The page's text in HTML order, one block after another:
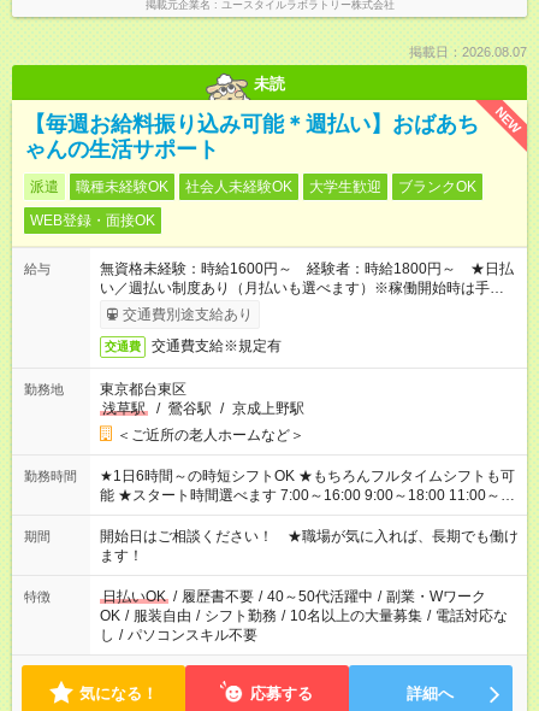
掲載元企業名 ユースタイルラボラトリー株式会社
掲載日：2026.08.07
未読
NEW
【毎週お給料振り込み可能＊週払い】おばあち
ゃんの生活サポート
派遣 職種未経験OK 社会人未経験OK 大学生歓迎
ブランクOK
WEB登録・面接OK
給与
無資格未経験：時給1600円～ 経験者：時給1800円～ ★日払
い／週払い制度あり（月払いも選べます）※稼働開始時は手続き
完了次第のお支払いとなります。
交通費別途支給あり
交通費 交通費支給※規定有
勤務地
東京都台東区
浅草駅
/ 鶯谷駅 / 京成上野駅
＜ご近所の老人ホームなど＞
勤務時間
★1日6時間～の時短シフトOK ★もちろんフルタイムシフトも可
能 ★スタート時間選べます 7:00～16:00 9:00～18:00 11:00～
20:00 など 残業なし！ ※Wワークの場合、他のお仕事と合わせ
週40時間超の就業はご案内できません ※法令に基づき、週20時
間以上勤務は社会保険への加入対象となります ※労働者派遣法
（日雇い派遣の原則禁止）により、短時間・短期間の就業はご
案内が難しい場合があります
期間
開始日はご相談ください！ ★職場が気に入れば、長期でも働け
ます！
特徴 日払いOK / 履歴書不要 / 40～50代活躍中 / 副業・Wワーク
OK / 服装自由 / シフト勤務 / 10名以上の大量募集 / 電話対応な
し / パソコンスキル不要
気になる！ 応募する 詳細へ